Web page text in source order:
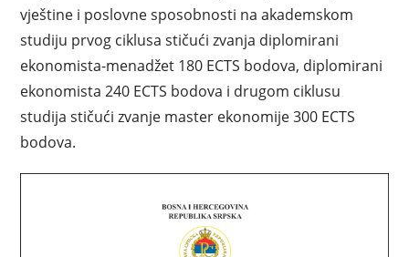
vještine i poslovne sposobnosti na akademskom
studiju prvog ciklusa stičući zvanja diplomirani
ekonomista-menadžet 180 ECTS bodova, diplomirani
ekonomista 240 ECTS bodova i drugom ciklusu
studija stičući zvanje master ekonomije 300 ECTS
bodova.